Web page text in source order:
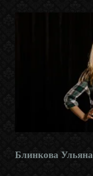
Блинкова Ульяна